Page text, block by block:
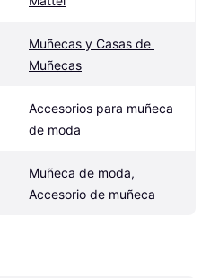
Muñecas y Casas de
Muñecas
Accesorios para muñeca
de moda
Muñeca de moda,
Accesorio de muñeca